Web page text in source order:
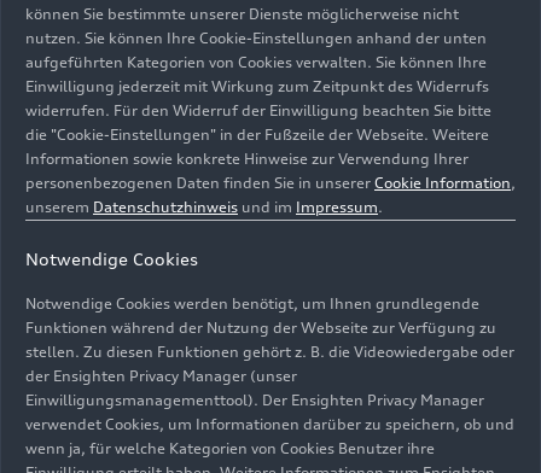
Zweizylinder-Benziner mit 30 PS (22 kW) seine
Arbeit verrichtete, findet sich nun eine E-
Maschine mit 240 PS (176 kW). Sie stammt aus
einem Audi e-tron
von 2020. Gespeist wird die
Maschine von einer Batterie aus dem Plug-In-
Hybrid Audi Q7TFSI e quattro.
Diese sitzt unter der Fronthaube, wo derNSU
Prinz
einst seinen Kraftstofftank hatte. Kühlende
breiten Lufteinlass unten in der Stoßstange ein
und durch eine üppig dimensionierte Öffnung in
der Fronthaube wieder aus. Auch die Heckklappe
verbessert die Kühlung und lässt sich in
halbgeöffneter Position befestigen. So offenbart
sie nicht nur die elektrische Kraftzentrale,
können Sie bestimmte unserer Dienste möglicherweise nicht
nutzen. Sie können Ihre Cookie-Einstellungen anhand der unten
aufgeführten Kategorien von Cookies verwalten. Sie können Ihre
Einwilligung jederzeit mit Wirkung zum Zeitpunkt des Widerrufs
widerrufen. Für den Widerruf der Einwilligung beachten Sie bitte
die "Cookie-Einstellungen" in der Fußzeile der Webseite. Weitere
Informationen sowie konkrete Hinweise zur Verwendung Ihrer
personenbezogenen Daten finden Sie in unserer Cookie Information,
unserem Datenschutzhinweis und im Impressum.
Notwendige Cookies
Notwendige Cookies werden benötigt, um Ihnen grundlegende
Funktionen während der Nutzung der Webseite zur Verfügung zu
stellen. Zu diesen Funktionen gehört z. B. die Videowiedergabe oder
der Ensighten Privacy Manager (unser
Einwilligungsmanagementtool). Der Ensighten Privacy Manager
verwendet Cookies, um Informationen darüber zu speichern, ob und
wenn ja, für welche Kategorien von Cookies Benutzer ihre